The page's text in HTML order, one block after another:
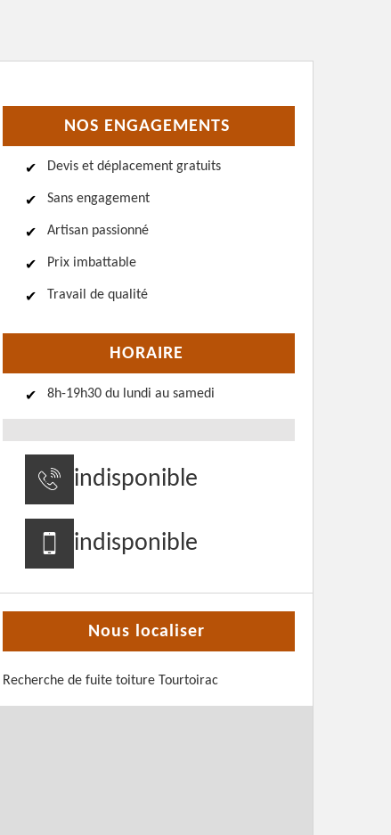
NOS ENGAGEMENTS
Devis et déplacement gratuits
Sans engagement
Artisan passionné
Prix imbattable
Travail de qualité
HORAIRE
8h-19h30 du lundi au samedi
indisponible
indisponible
Nous localiser
Recherche de fuite toiture Tourtoirac